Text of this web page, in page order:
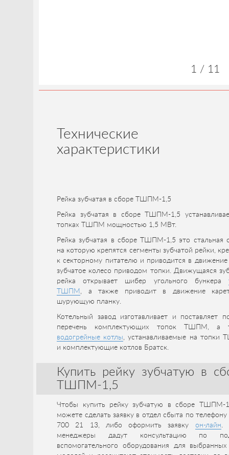
1 / 11
Технические
характеристики
Рейка зубчатая в сборе ТШПМ-1,5
Рейка зубчатая в сборе ТШПМ-1,5
топках ТШПМ мощностью 1,5 МВт.
Рейка зубчатая в сборе ТШПМ-1,5 это стальная
на которую крепятся сегменты зубчатой рейки,
к секторному питателю и приводится в движение
зубчатое колесо приводом топки. Движущаяся
рейка открывает шибер угольного бункера
ТШПМ , а также приводит в движение
шурующую планку.
Котельный завод изготавливает и поставляет
перечень комплектующих топок ТШПМ, а
водогрейные котлы, устанавливаемые на топки
и комплектующие котлов Братск.
Купить рейку зубчатую в
ТШПМ-1,5
Чтобы купить рейку зубчатую в сборе ТШПМ-
можете сделать заявку в отдел сбыта по
700 21 13, либо оформить заявку он-лайн.
менеджеры дадут консультацию по
вспомогательного оборудования для